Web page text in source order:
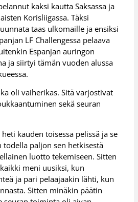
kaksi kautta Saksassa ja
Korisliigassa. Täksi
taas ulkomaille ja ensiksi
LF Challengessa pelaava
Espanjan auringon
ja siirtyi tämän vuoden alussa
oli vaiherikas. Sitä varjostivat
sekä seuran
kauden toisessa pelissä ja se
todella paljon sen hetkisestä
luotto tekemiseen. Sitten
meni uusiksi, kun
ja pari pelaajaakin lähti, kun
Sitten minäkin päätin